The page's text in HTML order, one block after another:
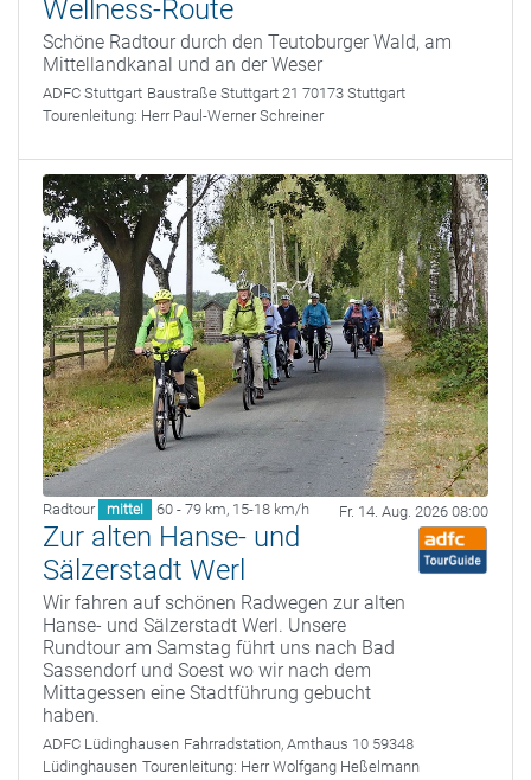
Wellness-Route
Schöne Radtour durch den Teutoburger Wald, am
Mittellandkanal und an der Weser
ADFC Stuttgart Baustraße Stuttgart 21 70173 Stuttgart
Tourenleitung: Herr Paul-Werner Schreiner
Radtour mittel 60 - 79 km, 15-18 km/h Fr. 14. Aug. 2026 08:00
Zur alten Hanse- und
Sälzerstadt Werl
Wir fahren auf schönen Radwegen zur alten
Hanse- und Sälzerstadt Werl. Unsere
Rundtour am Samstag führt uns nach Bad
Sassendorf und Soest wo wir nach dem
Mittagessen eine Stadtführung gebucht
haben.
ADFC Lüdinghausen Fahrradstation, Amthaus 10 59348
Lüdinghausen Tourenleitung: Herr Wolfgang Heßelmann